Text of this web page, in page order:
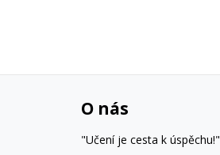
O nás
"Učení je cesta k úspěchu!"